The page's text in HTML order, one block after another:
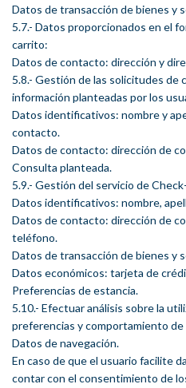
Datos de transacción de bienes y
5.7.- Datos proporcionados en el
carrito:
Datos de contacto: dirección y
5.8.- Gestión de las solicitudes
información planteadas por los
Datos identificativos: nombre y
contacto.
Datos de contacto: dirección de
Consulta planteada.
5.9.- Gestión del servicio de
Datos identificativos: nombre,
Datos de contacto: dirección de
teléfono.
Datos de transacción de bienes y
Datos económicos: tarjeta de
Preferencias de estancia.
5.10.- Efectuar análisis sobre la
preferencias y comportamiento de
Datos de navegación.
En caso de que el usuario facilite
contar con el consentimiento de